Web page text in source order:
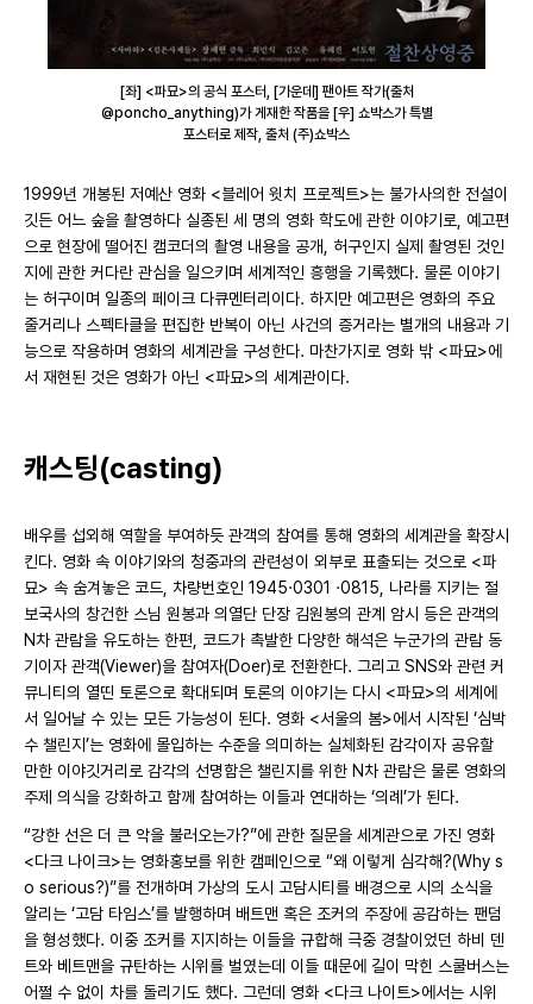
[좌] <파묘>의 공식 포스터, [가운데] 팬아트 작가(출처
@poncho_anything)가 게재한 작품을 [우] 쇼박스가 특별
포스터로 제작, 출처 (주)쇼박스
1999년 개봉된 저예산 영화 <블레어 윗치 프로젝트>는 불가사의한 전설이
깃든 어느 숲을 촬영하다 실종된 세 명의 영화 학도에 관한 이야기로, 예고편
으로 현장에 떨어진 캠코더의 촬영 내용을 공개, 허구인지 실제 촬영된 것인
지에 관한 커다란 관심을 일으키며 세계적인 흥행을 기록했다. 물론 이야기
는 허구이며 일종의 페이크 다큐멘터리이다. 하지만 예고편은 영화의 주요
줄거리나 스펙타클을 편집한 반복이 아닌 사건의 증거라는 별개의 내용과 기
능으로 작용하며 영화의 세계관을 구성한다. 마찬가지로 영화 밖 <파묘>에
서 재현된 것은 영화가 아닌 <파묘>의 세계관이다.
캐스팅(casting)
배우를 섭외해 역할을 부여하듯 관객의 참여를 통해 영화의 세계관을 확장시
킨다. 영화 속 이야기와의 청중과의 관련성이 외부로 표출되는 것으로 <파
묘> 속 숨겨놓은 코드, 차량번호인 1945·0301 ·0815, 나라를 지키는 절
보국사의 창건한 스님 원봉과 의열단 단장 김원봉의 관계 암시 등은 관객의
N차 관람을 유도하는 한편, 코드가 촉발한 다양한 해석은 누군가의 관람 동
기이자 관객(Viewer)을 참여자(Doer)로 전환한다. 그리고 SNS와 관련 커
뮤니티의 열띤 토론으로 확대되며 토론의 이야기는 다시 <파묘>의 세계에
서 일어날 수 있는 모든 가능성이 된다. 영화 <서울의 봄>에서 시작된 ‘심박
수 챌린지’는 영화에 몰입하는 수준을 의미하는 실체화된 감각이자 공유할
만한 이야깃거리로 감각의 선명함은 챌린지를 위한 N차 관람은 물론 영화의
주제 의식을 강화하고 함께 참여하는 이들과 연대하는 ‘의례’가 된다.
“강한 선은 더 큰 악을 불러오는가?”에 관한 질문을 세계관으로 가진 영화
<다크 나이크>는 영화홍보를 위한 캠페인으로 “왜 이렇게 심각해?(Why s
o serious?)”를 전개하며 가상의 도시 고담시티를 배경으로 시의 소식을
알리는 ‘고담 타임스’를 발행하며 배트맨 혹은 조커의 주장에 공감하는 팬덤
을 형성했다. 이중 조커를 지지하는 이들을 규합해 극중 경찰이었던 하비 덴
트와 베트맨을 규탄하는 시위를 벌였는데 이들 때문에 길이 막힌 스쿨버스는
어쩔 수 없이 차를 돌리기도 했다. 그런데 영화 <다크 나이트>에서는 시위